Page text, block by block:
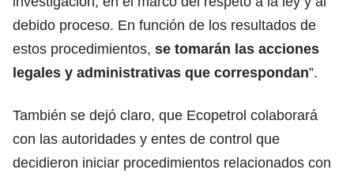
debido proceso. En función de los resultados de
estos procedimientos, se tomarán las acciones
legales y administrativas que correspondan”.
También se dejó claro, que Ecopetrol colaborará
con las autoridades y entes de control que
decidieron iniciar procedimientos relacionados con